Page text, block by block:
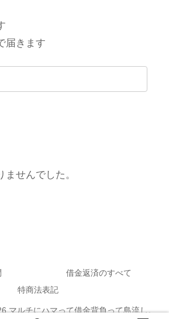
届きます
せんでした。
借金返済のすべて
特商法表記
マルチにハマって借金背負って島流し。